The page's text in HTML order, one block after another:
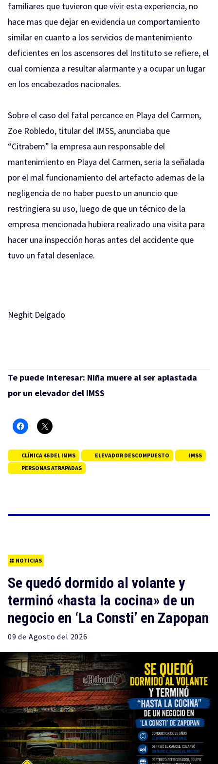
familiares que tuvieron que vivir esta experiencia, no
hace mas que dejar en evidencia un comportamiento
similar en cuanto a los servicios de mantenimiento
deficientes en los ascensores del Instituto se refiere, el
cual comienza a resultar alarmante y a ocupar un lugar
en los encabezados nacionales.
Sobre el caso del fatal percance en Playa del Carmen,
Zoe Robledo, titular del IMSS, anunciaba que
“Citrabem” la empresa aun responsable del
mantenimiento en Playa del Carmen, seria la señalada
por el mal funcionamiento del artefacto ademas de la
negligencia de no haber puesto un anuncio que
restringiera su uso, luego de que un técnico de la
empresa mencionada hubiera realizado una visita para
hacer una inspección horas antes del accidente que
tuvo un fatal desenlace.
Neghit Delgado
Te puede interesar: Niña muere al ser aplastada
por un elevador del IMSS
CLÍNICA 46 DEL IMMS ELEVADOR DESCOMPUESTO
IMSS
PERSONAS ATRAPADAS
NOTICIAS
Se quedó dormido al volante y
terminó «hasta la cocina» de un
negocio en ‘La Consti’ en Zapopan
09 de Agosto del 2026